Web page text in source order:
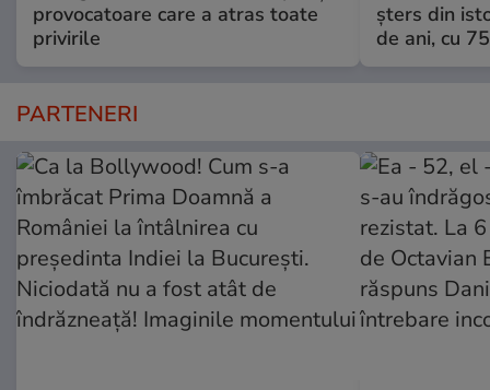
provocatoare care a atras toate
privirile
șters din
de ani, cu
PARTENERI